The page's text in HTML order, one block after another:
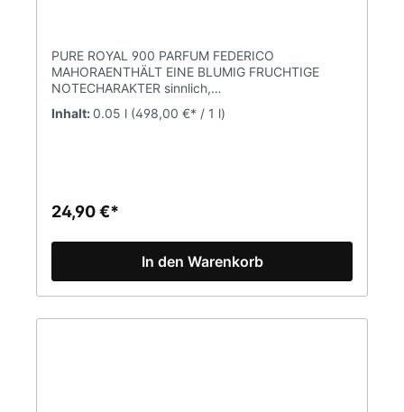
PURE ROYAL 900 PARFUM FEDERICO
MAHORAENTHÄLT EINE BLUMIG FRUCHTIGE
NOTECHARAKTER sinnlich,
romantischDUFTNOTENKOPFNOTE Schwarze
Johannisbeere, grüne Noten,
Marke FM WORLD. Alle Produkte sind
Originalprodukte von FM (Federico Mahora).
Inhalt: 0.05 l (498,00 €* / 1 l)
24,90 €*
In den Warenkorb